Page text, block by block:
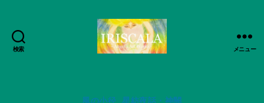
検索
日
メニュー
カ
風の小径 星紡夜話・神闕